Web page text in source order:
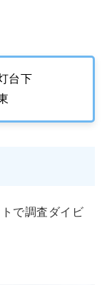
台下
で調査ダイビ